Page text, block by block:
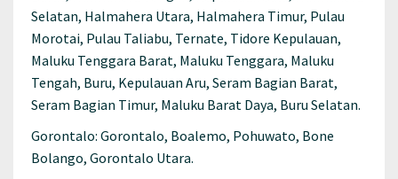
Selatan, Halmahera Utara, Halmahera Timur, Pulau
Morotai, Pulau Taliabu, Ternate, Tidore Kepulauan,
Maluku Tenggara Barat, Maluku Tenggara, Maluku
Tengah, Buru, Kepulauan Aru, Seram Bagian Barat,
Seram Bagian Timur, Maluku Barat Daya, Buru Selatan.
Gorontalo: Gorontalo, Boalemo, Pohuwato, Bone
Bolango, Gorontalo Utara.